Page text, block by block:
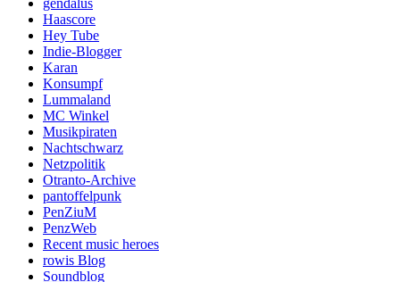
Haascore
Hey Tube
Indie-Blogger
Karan
Konsumpf
Lummaland
MC Winkel
Musikpiraten
Nachtschwarz
Netzpolitik
Otranto-Archive
pantoffelpunk
PenZiuM
PenzWeb
Recent music heroes
rowis Blog
Soundblog